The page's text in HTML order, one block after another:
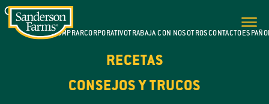
DÓNDE COMPRARCORPORATIVOTRABAJA CON NOSOTROSCONTACTO
RECETAS
CONSEJOS Y TRUCOS